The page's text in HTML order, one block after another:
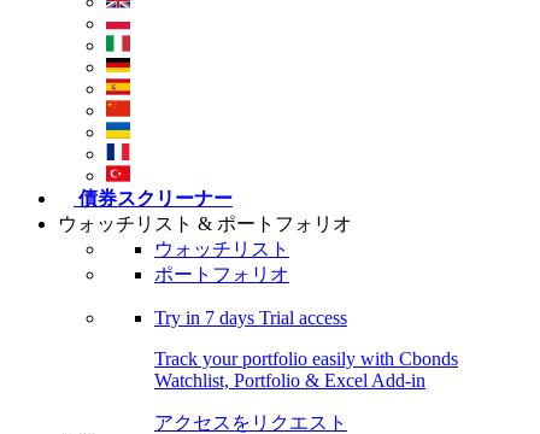
債券スクリーナー
ウォッチリスト & ポートフォリオ
ウォッチリスト
ポートフォリオ
Try in 7 days Trial access
Track your portfolio easily with Cbonds
Watchlist, Portfolio & Excel Add-in
アクセスをリクエスト